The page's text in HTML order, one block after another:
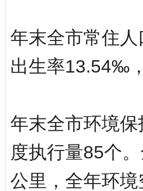
年末全市常住
出生率13.54‰
年末全市环境
度执行量85个
公里，全年环